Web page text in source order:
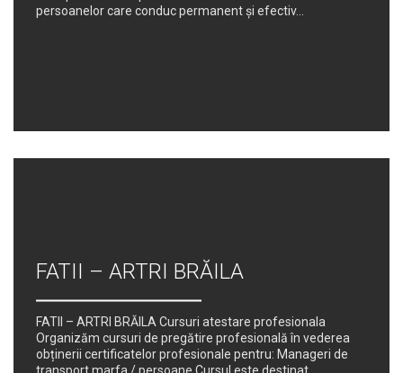
persoanelor care conduc permanent şi efectiv...
FATII – ARTRI BRĂILA
FATII – ARTRI BRĂILA Cursuri atestare profesionala
Organizăm cursuri de pregătire profesională în vederea
obținerii certificatelor profesionale pentru: Manageri de
transport marfa / persoane Cursul este destinat